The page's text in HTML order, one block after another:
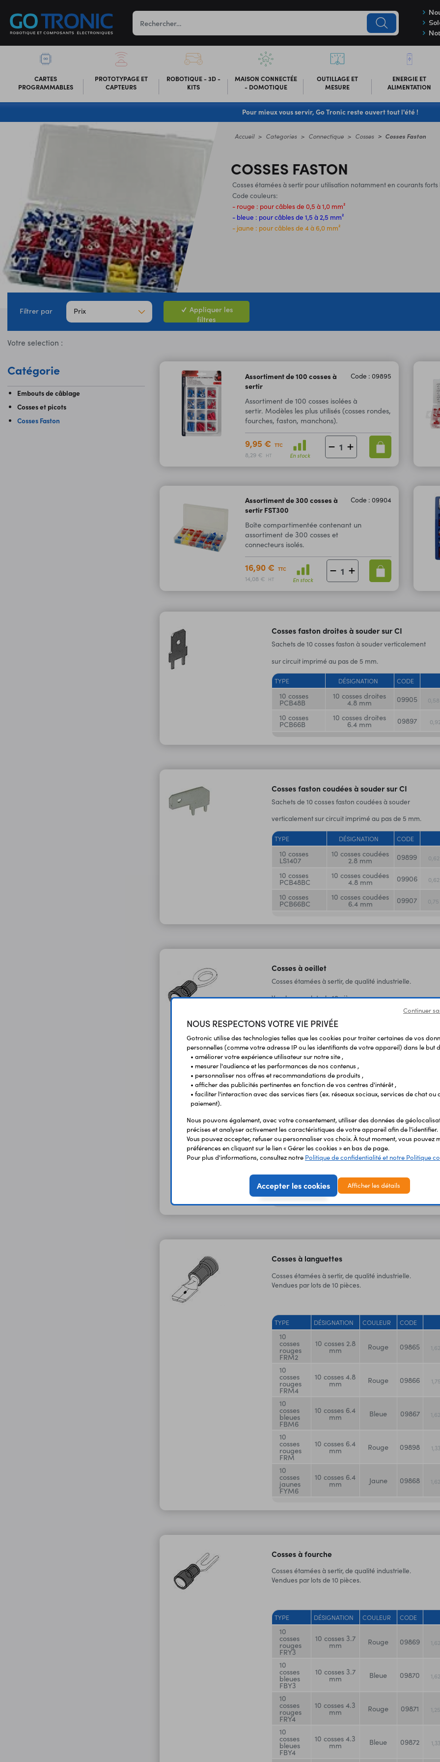
CARTES
PROGRAMMABLES
PROTOTYPAGE ET
CAPTEURS
ROBOTIQUE - 3D -
KITS
MAISON CONNECTÉE
- DOMOTIQUE
OUTILLAGE ET
MESURE
ENERGIE ET
ALIMENTATION
Pour mieux vous servir, Go Tronic reste ouvert tout l'été !
Accueil Categories Connectique Cosses Cosses Faston
COSSES FASTON
Cosses étamées à sertir pour utilisation notamment en courants forts
Code couleurs:
- rouge : pour câbles de 0,5 à 1,0 mm²
- bleue : pour câbles de 1,5 à 2,5 mm²
- jaune : pour câbles de 4 à 6,0 mm²
Filtrer par Prix
Appliquer les
filtres
Votre selection :
Catégorie
Embouts de câblage
Cosses et picots
Cosses Faston
Assortiment de 100 cosses à
sertir
Code : 09895
Assortiment de 100 cosses isolées à
sertir. Modèles les plus utilisés (cosses rondes,
fourches, faston, manchons).
9,95 € TTC
8,29 € HT En stock
Assortiment de 300 cosses à
sertir FST300
Code : 09904
Boîte compartimentée contenant un
assortiment de 300 cosses et
connecteurs isolés.
16,90 € TTC
14,08 € HT En stock
Cosses faston droites à souder sur CI
Sachets de 10 cosses faston à souder verticalement
sur circuit imprimé au pas de 5 mm.
TYPE DÉSIGNATION CODE
10 cosses
PCB48B
10 cosses droites
4.8 mm 09905
10 cosses
PCB66B
10 cosses droites
6.4 mm 09897
Cosses faston coudées à souder sur CI
Sachets de 10 cosses faston coudées à souder
verticalement sur circuit imprimé au pas de 5 mm.
TYPE DÉSIGNATION CODE
10 cosses
LS1407
10 cosses coudées
2.8 mm 09899
10 cosses
PCB48BC
10 cosses coudées
4.8 mm 09906
10 cosses
PCB66BC
10 cosses coudées
6.4 mm 09907
Cosses à oeillet
Cosses étamées à sertir, de qualité industrielle.
Vendues par lots de 10 pièces.
TYPE DÉSIGNATION SECTION CODE
10 cosses
rouges 10 cosses 3.7
mm
10 cosses
bleues
FB03
10 cosses 3.7
mm Bleue
FR05
10 cosses
FB05
10 cosses 5.3
mm Bleue
10 cosses
jaunes 10 cosses 6.4 Jaune 09864
10 cosses
jaunes
FY08
10 cosses 8,4
mm Jaune 09919
Cosses à languettes
Cosses étamées à sertir, de qualité industrielle.
Vendues par lots de 10 pièces.
TYPE DÉSIGNATION COULEUR CODE
10
cosses
rouges
FRM2
10 cosses 2.8
mm Rouge 09865
10
cosses
rouges
FRM4
10 cosses 4.8
mm Rouge 09866
10
cosses
bleues
FBM6
10 cosses 6.4
mm Bleue 09867
10
cosses
rouges
FRM
10 cosses 6.4
mm Rouge 09898
10
cosses
jaunes
FYM6
10 cosses 6.4
mm Jaune 09868
Cosses à fourche
Cosses étamées à sertir, de qualité industrielle.
Vendues par lots de 10 pièces.
TYPE DÉSIGNATION COULEUR CODE
10
cosses
rouges
FRY3
10 cosses 3.7
mm Rouge 09869
10
cosses
bleues
FBY3
10 cosses 3.7
mm Bleue 09870
10
cosses
rouges
FRY4
10 cosses 4.3
mm Rouge 09871
10
cosses
bleues
FBY4
10 cosses 4.3
mm Bleue 09872
Continuer
NOUS RESPECTONS VOTRE VIE PRIVÉE
Gotronic utilise des technologies telles que les cookies pour traiter certaines de vos
personnelles (comme votre adresse IP ou les identifiants de votre appareil) dans le but
• améliorer votre expérience utilisateur sur notre site ,
• mesurer l'audience et les performances de nos contenus ,
• personnaliser nos offres et recommandations de produits ,
• afficher des publicités pertinentes en fonction de vos centres d'intérêt ,
• faciliter l'interaction avec des services tiers (ex. réseaux sociaux, services de chat ou
paiement).
Nous pouvons également, avec votre consentement, utiliser des données de
précises et analyser activement les caractéristiques de votre appareil afin de l'identifier.
Vous pouvez accepter, refuser ou personnaliser vos choix. À tout moment, vous pouvez
préférences en cliquant sur le lien « Gérer les cookies » en bas de page.
Pour plus d'informations, consultez notre Politique de confidentialité et notre Politique
Accepter les cookies Afficher les détails